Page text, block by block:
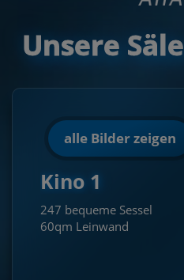
Unsere Säle
alle Bilder zeigen
Kino 1
247 bequeme Sessel
60qm Leinwand